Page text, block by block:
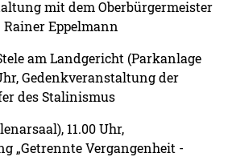
mit dem Oberbürgermeister
Eppelmann
am Landgericht (Parkanlage
Gedenkveranstaltung der
des Stalinismus
11.00 Uhr,
„Getrennte Vergangenheit -